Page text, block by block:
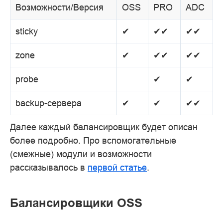
Возможности/Версия OSS PRO ADC
sticky ✔ ✔✔ ✔✔
zone ✔ ✔✔ ✔✔
probe ✔ ✔
backup-сервера ✔ ✔ ✔✔
Далее каждый балансировщик будет описан
более подробно. Про вспомогательные
(смежные) модули и возможности
рассказывалось в первой статье.
Балансировщики OSS